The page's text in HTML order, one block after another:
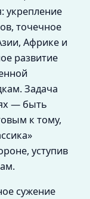
укрепление
точечное
Африке и
развитие
Задача
— быть
к тому,
уступив
сужение